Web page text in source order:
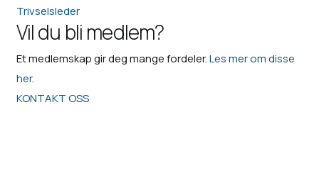
Trivselsleder
Vil du bli medlem?
Et medlemskap gir deg mange fordeler.Les mer om disse
her.
KONTAKT OSS